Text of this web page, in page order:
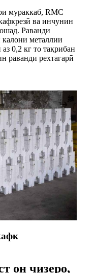
мураккаб, RMC
ва инчунин
Раванди
металлии
0,2 кг то тақрибан
раванди рехтагарӣ
он чизеро,